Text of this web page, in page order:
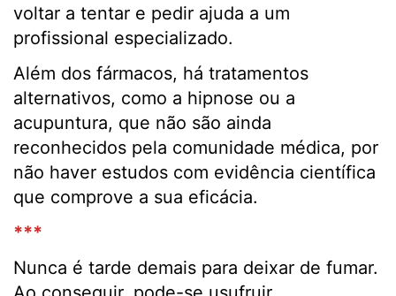
voltar a tentar e pedir ajuda a um
profissional especializado.
Além dos fármacos, há tratamentos
alternativos, como a hipnose ou a
acupuntura, que não são ainda
reconhecidos pela comunidade médica, por
não haver estudos com evidência científica
que comprove a sua eficácia.
***
Nunca é tarde demais para deixar de fumar.